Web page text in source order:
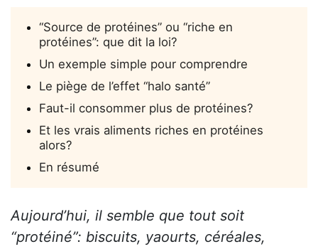
“Source de protéines” ou “riche en
protéines”: que dit la loi?
Un exemple simple pour comprendre
Le piège de l’effet “halo santé”
Faut-il consommer plus de protéines?
Et les vrais aliments riches en protéines
alors?
En résumé
Aujourd’hui, il semble que tout soit
“protéiné”: biscuits, yaourts, céréales,